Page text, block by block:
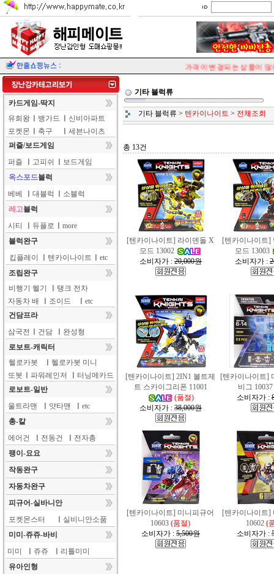
가격이 변경되는 상품이 많
카드게임-딱지
유희왕
뱅가드
신비아파트
포켓몬
축구
세븐나이츠
퍼즐/보드게임
퍼즐
고피쉬
보드게임
옥스포드블럭
베베
대블럭
소블럭
레고블럭
시티
듀플로
more
블럭완구
킵플레이
텐카이나이트
etc
조립완구
비행기 헬기
탱크 전차
자동차 배
조이드
etc
건담프라
삼국전
건담
완성형
로보트-캐릭터
헬로카봇
헬로카봇 미니
또봇
파워레인저
터닝메카드
로보트-일반
울트라맨
얏타맨
etc
총-칼
에어건
전동건
전자총
팽이-요요
작동완구
자동차완구
피규어-실바니안
포켓몬스터
실비니안소품
미미-쥬쥬-바비
미미
쥬쥬
리틀미미
유아인형
기타 블럭류
기타 블럭류 > 텐카이나이트 > 전체조회
총 13건
[텐카이나이트] 라이덴돌 X
모드 13002
소비자가 : 20,000원
[텐카이나이트]
모드 13003
소비자가 :
[텐카이나이트] 2IN1 볼트제
트 스카이그리폰 11001
(품절)
소비자가 : 38,000원
[텐카이나이트]
비그 10037
소비자가 :
[텐카이나이트] 미니피규어
10603 (품절)
소비자가 : 5,500원
[텐카이나이트]
10602 (
소비자가 :